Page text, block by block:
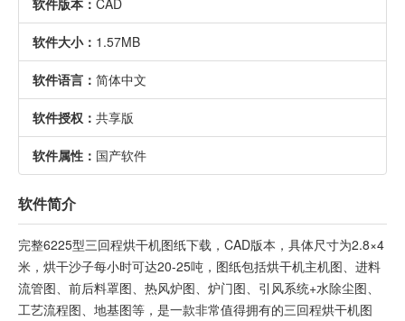
软件版本： CAD
软件大小： 1.57MB
软件语言： 简体中文
软件授权： 共享版
软件属性： 国产软件
软件简介
完整6225型三回程烘干机图纸下载，CAD版本，具体尺寸为2.8×4
米，烘干沙子每小时可达20-25吨，图纸包括烘干机主机图、进料
流管图、前后料罩图、热风炉图、炉门图、引风系统+水除尘图、
工艺流程图、地基图等，是一款非常值得拥有的三回程烘干机图